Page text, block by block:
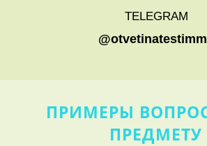
TELEGRAM
ПРИМЕРЫ
ПРЕДМЕТУ